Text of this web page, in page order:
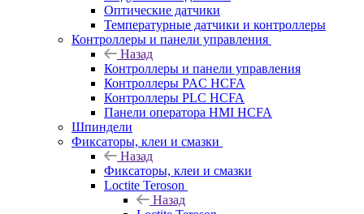
Оптические датчики
Температурные датчики и контроллеры
Контроллеры и панели управления
Назад
Контроллеры и панели управления
Контроллеры PAC HCFA
Контроллеры PLC HCFA
Панели оператора HMI HCFA
Шпиндели
Фиксаторы, клеи и смазки
Назад
Фиксаторы, клеи и смазки
Loctite Teroson
Назад